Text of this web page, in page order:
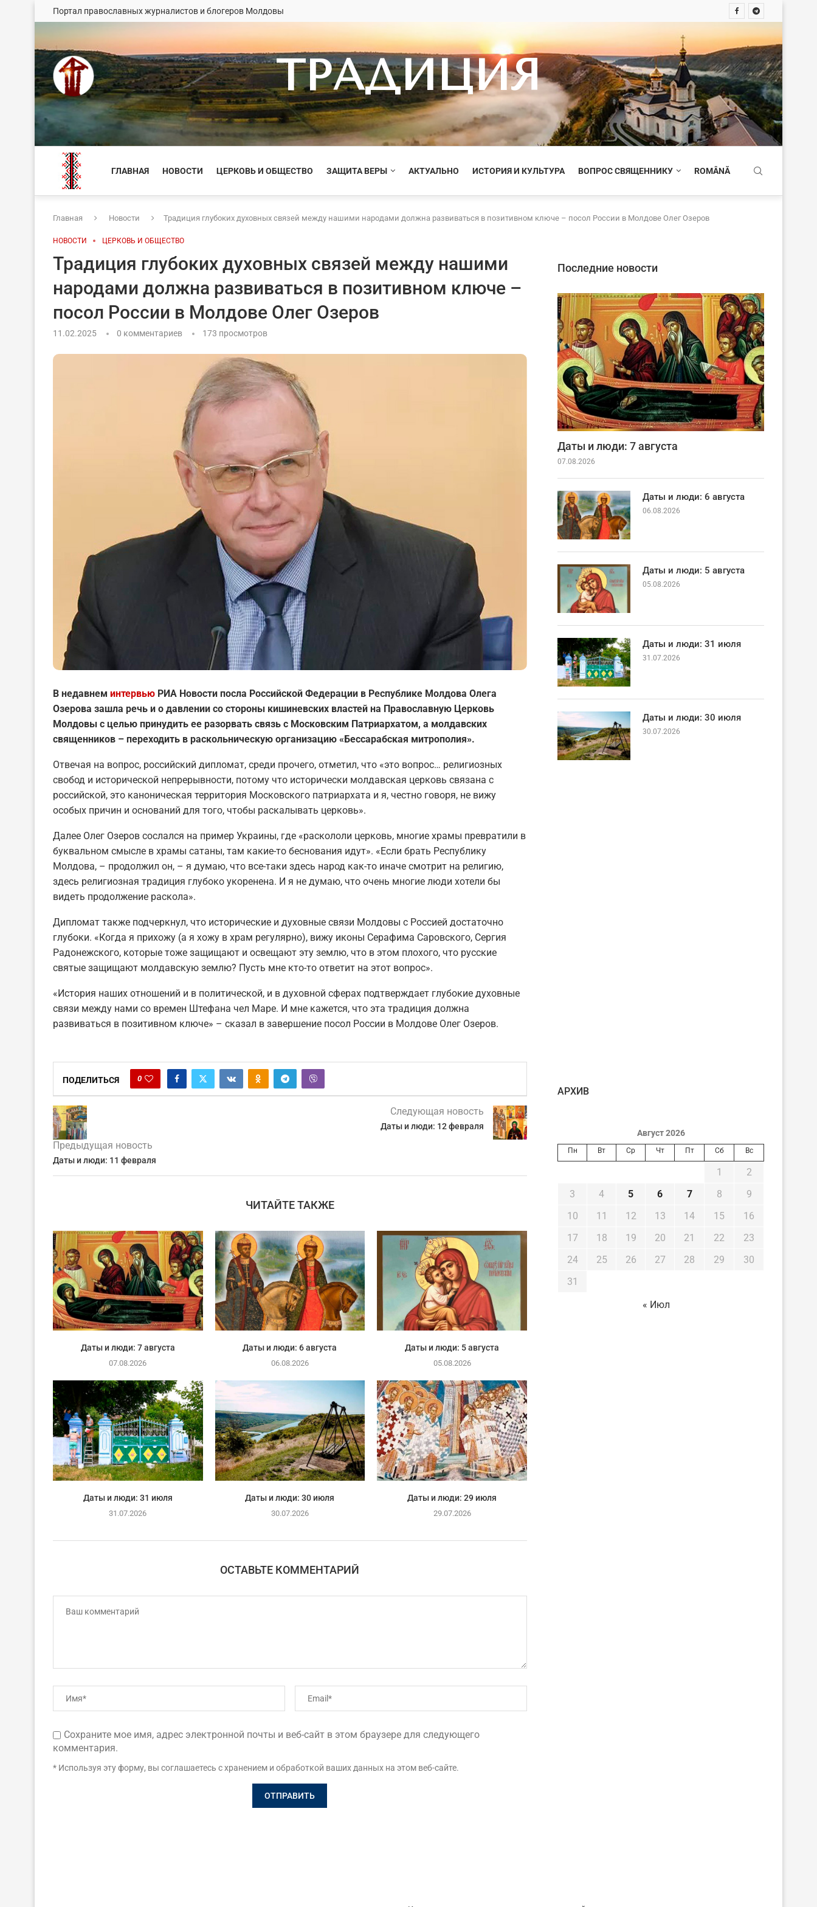
Портал православных журналистов и блогеров Молдовы
ТРАДИЦИЯ
ГЛАВНАЯ НОВОСТИ ЦЕРКОВЬ И ОБЩЕСТВО ЗАЩИТА ВЕРЫ АКТУАЛЬНО ИСТОРИЯ И КУЛЬТУРА ВОПРОС СВЯЩЕННИКУ ROMÂNĂ
Главная Новости Традиция глубоких духовных связей между нашими народами должна развиваться в позитивном ключе – посол России в Молдове Олег Озеров
НОВОСТИ ЦЕРКОВЬ И ОБЩЕСТВО
Традиция глубоких духовных связей между нашими
народами должна развиваться в позитивном ключе –
посол России в Молдове Олег Озеров
11.02.2025 0 комментариев 173 просмотров
В недавнем интервью РИА Новости посла Российской Федерации в Республике Молдова Олега
Озерова зашла речь и о давлении со стороны кишиневских властей на Православную Церковь
Молдовы с целью принудить ее разорвать связь с Московским Патриархатом, а молдавских
священников – переходить в раскольническую организацию «Бессарабская митрополия».
Отвечая на вопрос, российский дипломат, среди прочего, отметил, что «это вопрос… религиозных
свобод и исторической непрерывности, потому что исторически молдавская церковь связана с
российской, это каноническая территория Московского патриархата и я, честно говоря, не вижу
особых причин и оснований для того, чтобы раскалывать церковь».
Далее Олег Озеров сослался на пример Украины, где «раскололи церковь, многие храмы превратили в
буквальном смысле в храмы сатаны, там какие-то беснования идут». «Если брать Республику
Молдова, – продолжил он, – я думаю, что все-таки здесь народ как-то иначе смотрит на религию,
здесь религиозная традиция глубоко укоренена. И я не думаю, что очень многие люди хотели бы
видеть продолжение раскола».
Дипломат также подчеркнул, что исторические и духовные связи Молдовы с Россией достаточно
глубоки. «Когда я прихожу (а я хожу в храм регулярно), вижу иконы Серафима Саровского, Сергия
Радонежского, которые тоже защищают и освещают эту землю, что в этом плохого, что русские
святые защищают молдавскую землю? Пусть мне кто-то ответит на этот вопрос».
«История наших отношений и в политической, и в духовной сферах подтверждает глубокие духовные
связи между нами со времен Штефана чел Маре. И мне кажется, что эта традиция должна
развиваться в позитивном ключе» – сказал в завершение посол России в Молдове Олег Озеров.
ПОДЕЛИТЬСЯ 0
Предыдущая новость
Даты и люди: 11 февраля
Следующая новость
Даты и люди: 12 февраля
ЧИТАЙТЕ ТАКЖЕ
Даты и люди: 7 августа
07.08.2026
Даты и люди: 6 августа
06.08.2026
Даты и люди: 5 августа
05.08.2026
Даты и люди: 31 июля
31.07.2026
Даты и люди: 30 июля
30.07.2026
Даты и люди: 29 июля
29.07.2026
ОСТАВЬТЕ КОММЕНТАРИЙ
Сохраните мое имя, адрес электронной почты и веб-сайт в этом браузере для следующего
комментария.
* Используя эту форму, вы соглашаетесь с хранением и обработкой ваших данных на этом веб-сайте.
Последние новости
Даты и люди: 7 августа
07.08.2026
Даты и люди: 6 августа
06.08.2026
Даты и люди: 5 августа
05.08.2026
Даты и люди: 31 июля
31.07.2026
Даты и люди: 30 июля
30.07.2026
AРХИВ
Август 2026
Пн Вт Ср Чт Пт Сб Вс
1
2
3
4 5 6 7 8
9
10
11 12 13 14 15
16
17
18 19 20 21 22
23
24
25 26 27 28 29
30
31
« Июл